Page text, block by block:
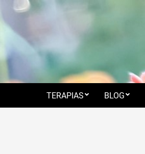
to
content
TERAPIAS BLOG